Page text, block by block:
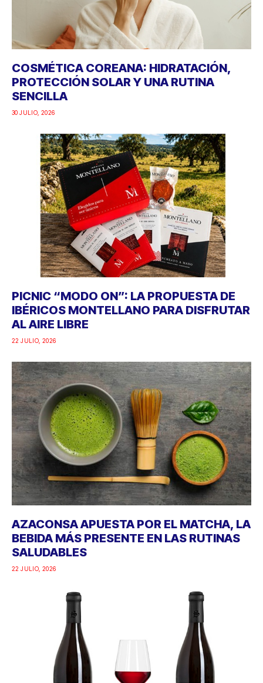
COSMÉTICA COREANA: HIDRATACIÓN,
PROTECCIÓN SOLAR Y UNA RUTINA
SENCILLA
30 JULIO, 2026
PICNIC “MODO ON”: LA PROPUESTA DE
IBÉRICOS MONTELLANO PARA DISFRUTAR
AL AIRE LIBRE
22 JULIO, 2026
AZACONSA APUESTA POR EL MATCHA, LA
BEBIDA MÁS PRESENTE EN LAS RUTINAS
SALUDABLES
22 JULIO, 2026